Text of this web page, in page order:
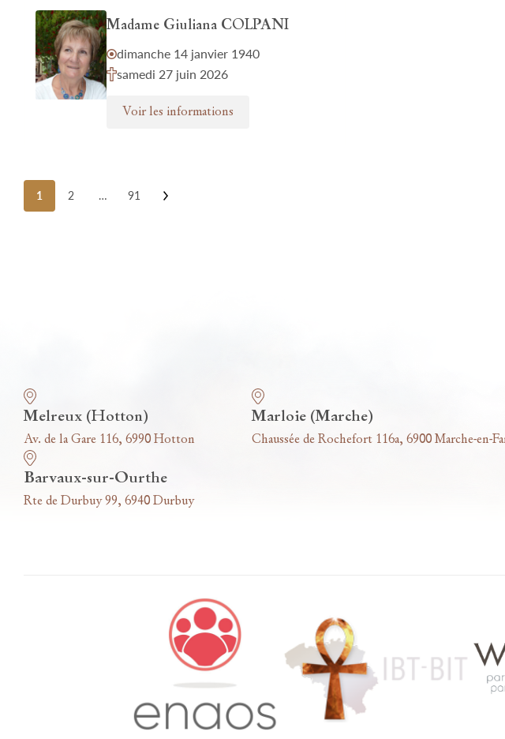
Madame Giuliana COLPANI
dimanche 14 janvier 1940
samedi 27 juin 2026
Voir les informations
Posts
pagination
1 2 … 91
Melreux (Hotton)
Av. de la Gare 116, 6990 Hotton
Marloie (Marche)
Chaussée de Rochefort 116a, 6900 Marche-en-
Barvaux-sur-Ourthe
Rte de Durbuy 99, 6940 Durbuy